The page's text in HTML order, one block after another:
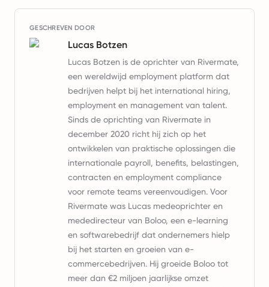
GESCHREVEN DOOR
Lucas Botzen
Lucas Botzen is de oprichter van Rivermate,
een wereldwijd employment platform dat
bedrijven helpt bij het international hiring,
employment en management van talent.
Sinds de oprichting van Rivermate in
december 2020 richt hij zich op het
ontwikkelen van praktische oplossingen die
internationale payroll, benefits, belastingen,
contracten en employment compliance
voor remote teams vereenvoudigen. Voor
Rivermate was Lucas medeoprichter en
mededirecteur van Boloo, een e-learning
en softwarebedrijf dat ondernemers hielp
bij het starten en groeien van e-
commercebedrijven. Hij groeide Boloo tot
meer dan €2 miljoen jaarlijkse omzet